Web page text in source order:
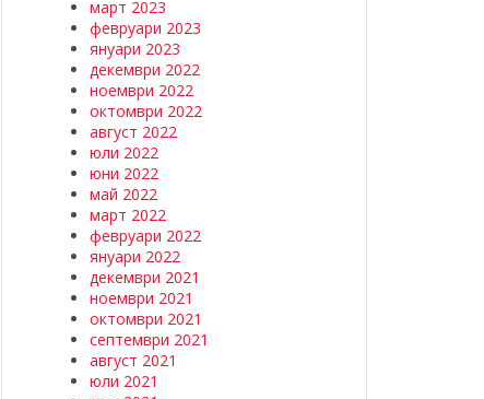
март 2023
февруари 2023
януари 2023
декември 2022
ноември 2022
октомври 2022
август 2022
юли 2022
юни 2022
май 2022
март 2022
февруари 2022
януари 2022
декември 2021
ноември 2021
октомври 2021
септември 2021
август 2021
юли 2021